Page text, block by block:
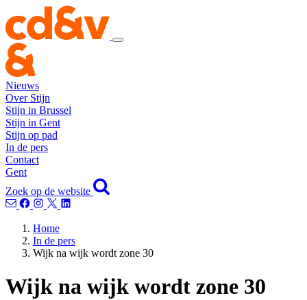
Nieuws
Over Stijn
Stijn in Brussel
Stijn in Gent
Stijn op pad
In de pers
Contact
Gent
Zoek op de website
Home
In de pers
Wijk na wijk wordt zone 30
Wijk na wijk wordt zone 30